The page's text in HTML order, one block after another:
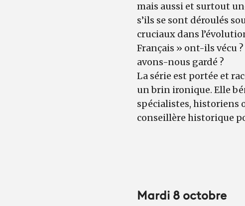
mais aussi et surtout
s’ils se sont déroulés
cruciaux dans
Français » ont-ils vécu
avons-nous gardé ?
La série est portée et
un brin ironique. Elle
spécialistes, historiens
conseillère historique
Mardi 8 octobre